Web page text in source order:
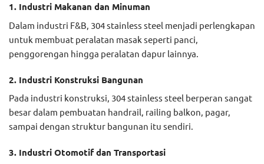
1. Industri Makanan dan Minuman
Dalam industri F&B, 304 stainless steel menjadi perlengkapan
untuk membuat peralatan masak seperti panci,
penggorengan hingga peralatan dapur lainnya.
2. Industri Konstruksi Bangunan
Pada industri konstruksi, 304 stainless steel berperan sangat
besar dalam pembuatan handrail, railing balkon, pagar,
sampai dengan struktur bangunan itu sendiri.
3. Industri Otomotif dan Transportasi